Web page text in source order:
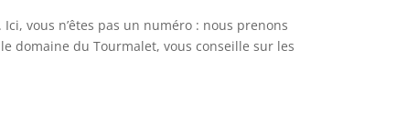
vous n’êtes pas un numéro : nous prenons
domaine du Tourmalet, vous conseille sur les